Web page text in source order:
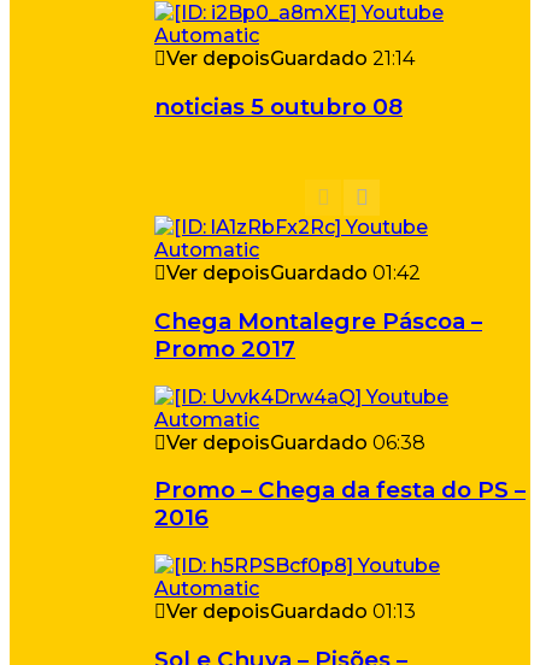
Ver depoisGuardado 21:14
noticias 5 outubro 08
Ver depoisGuardado 01:42
Chega Montalegre Páscoa –
Promo 2017
Ver depoisGuardado 06:38
Promo – Chega da festa do PS –
2016
Ver depoisGuardado 01:13
Sol e Chuva – Pisões –